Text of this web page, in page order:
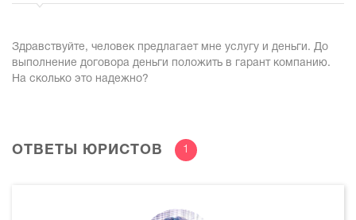
Здравствуйте, человек предлагает мне услугу и деньги. До
выполнение договора деньги положить в гарант компанию.
На сколько это надежно?
ОТВЕТЫ ЮРИСТОВ 1